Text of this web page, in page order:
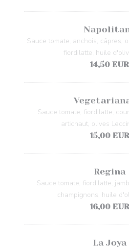
Sauce tomate, anchois, câpres,
fiordilatte, huile
14,50 EUR
Sauce tomate, fiordilatte,
artichaut, olives
15,00 EUR
Regina
Sauce tomate, fiordilatte,
champignons, huile
16,00 EUR
La Joya